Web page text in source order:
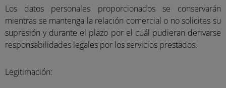
Los datos personales proporcionados se conservarán
mientras se mantenga la relación comercial o no solicites su
supresión y durante el plazo por el cuál pudieran derivarse
responsabilidades legales por los servicios prestados.
Legitimación: